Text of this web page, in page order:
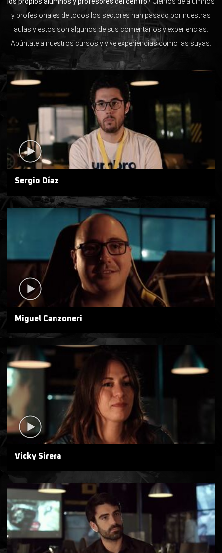
y profesionales de todos los sectores han pasado por nuestras
aulas y estos son algunos de sus comentarios y experiencias.
Apúntate a nuestros cursos y vive experiencias como las suyas.
Sergio Díaz
Miguel Canzoneri
Vicky Sirera